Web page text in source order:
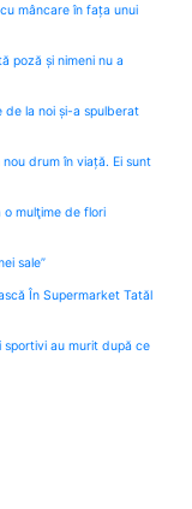
mâncare în fața unui
poză și nimeni nu a
de la noi și-a spulberat
drum în viață. Ei sunt
o mulţime de flori
sale”
În Supermarket Tatăl
sportivi au murit după ce